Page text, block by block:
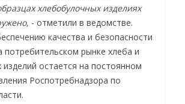
хлебобулочных изделиях
- отметили в ведомстве.
качества и безопасности
потребительском рынке хлеба и
остается на постоянном
Роспотребнадзора по